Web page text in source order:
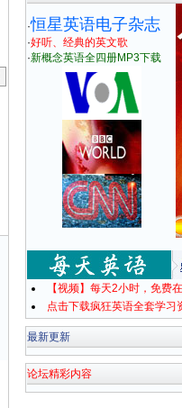
·恒星英语电子杂志
·好听、经典的英文歌
·新概念英语全四册MP3下载
【视频】每天2小时，免费
点击下载疯狂英语全套学习
最新更新
论坛精彩内容